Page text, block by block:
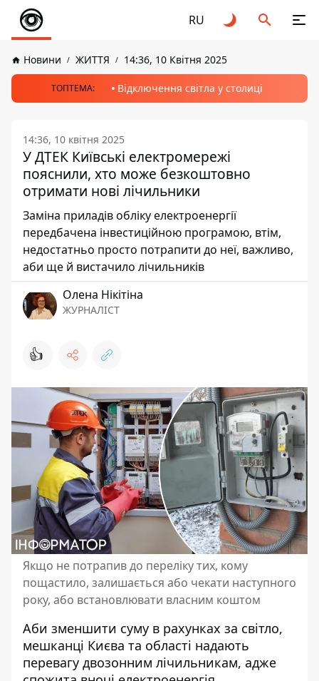
RU
Новини ЖИТТЯ 14:36, 10 Квітня 2025
ТОПТЕМА: Відключення світла у столиці
14:36, 10 квітня 2025
У ДТЕК Київські електромережі
пояснили, хто може безкоштовно
отримати нові лічильники
Заміна приладів обліку електроенергії
передбачена інвестиційною програмою, втім,
недостатньо просто потрапити до неї, важливо,
аби ще й вистачило лічильників
Олена Нікітіна
ЖУРНАЛІСТ
👍
Якщо не потрапив до переліку тих, кому
пощастило, залишається або чекати наступного
року, або встановлювати власним коштом
Аби зменшити суму в рахунках за світло,
мешканці Києва та області надають
перевагу двозонним лічильникам, адже